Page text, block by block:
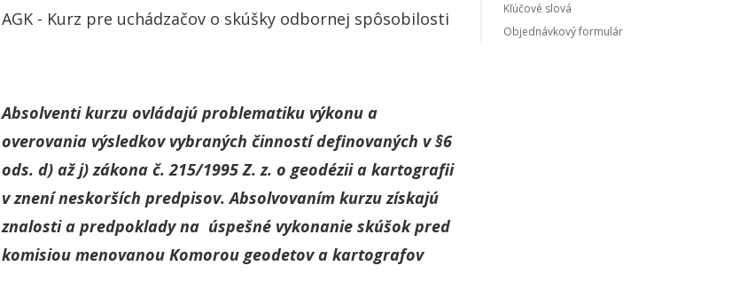
Kľúčové slová
Objednávkový formulár
AGK - Kurz pre uchádzačov o skúšky odbornej spôsobilosti
Absolventi kurzu ovládajú problematiku výkonu a
overovania výsledkov vybraných činností definovaných v §6
ods. d) až j) zákona č. 215/1995 Z. z. o geodézii a kartografii
v znení neskorších predpisov. Absolvovaním kurzu získajú
znalosti a predpoklady na úspešné vykonanie skúšok pred
komisiou menovanou Komorou geodetov a kartografov